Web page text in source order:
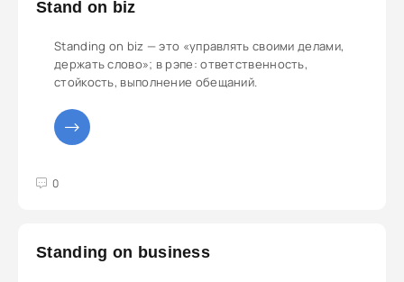
Stand on biz
Standing on biz — это «управлять своими делами,
держать слово»; в рэпе: ответственность,
стойкость, выполнение обещаний.
0
5
Standing on business